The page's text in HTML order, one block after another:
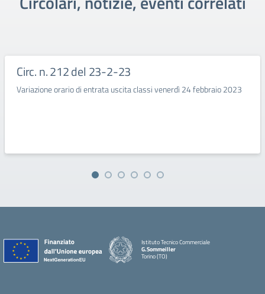
Circ. n. 212 del 23-2-23
Variazione orario di entrata uscita classi venerdì 24 febbraio 2023
Istituto Tecnico Commerciale
G.Sommeiller
Torino (TO)